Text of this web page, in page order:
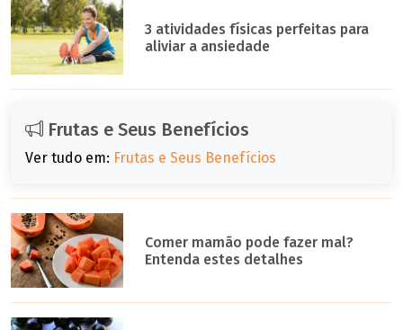
3 atividades físicas perfeitas para
aliviar a ansiedade
Frutas e Seus Benefícios
Ver tudo em: Frutas e Seus Benefícios
Comer mamão pode fazer mal?
Entenda estes detalhes